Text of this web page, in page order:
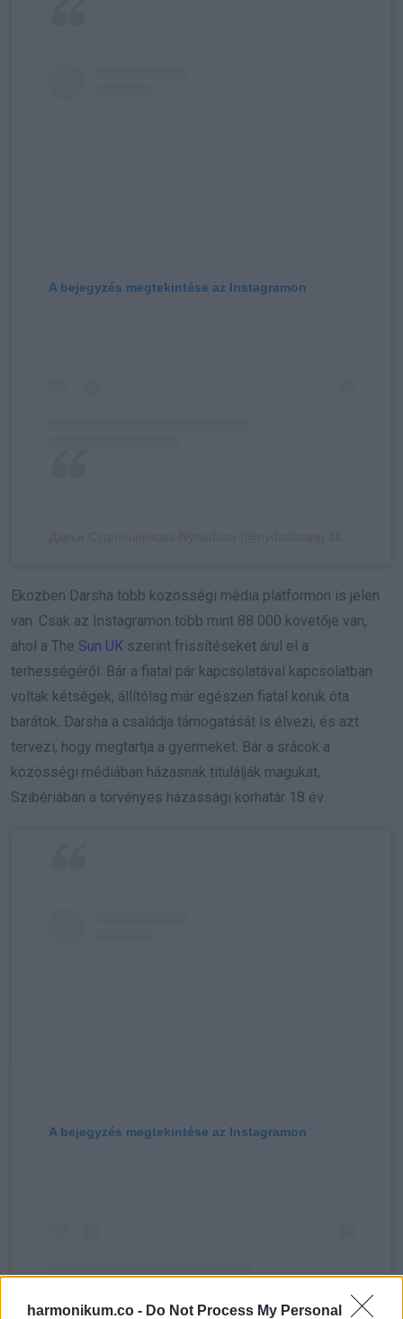
harmonikum.co - Do Not Process My Personal
A bejegyzés megtekintése az Instagramon
Eközben Darsha több közösségi média platformon is jelen
van. Csak az Instagramon több mint 88 000 követője van,
ahol a The Sun UK szerint frissítéseket árul el a
terhességéről. Bár a fiatal pár kapcsolatával kapcsolatban
voltak kétségek, állítólag már egészen fiatal koruk óta
barátok. Darsha a családja támogatását is élvezi, és azt
tervezi, hogy megtartja a gyermeket. Bár a srácok a
közösségi médiában házasnak titulálják magukat,
Szibériában a törvényes házassági korhatár 18 év.
A bejegyzés megtekintése az Instagramon